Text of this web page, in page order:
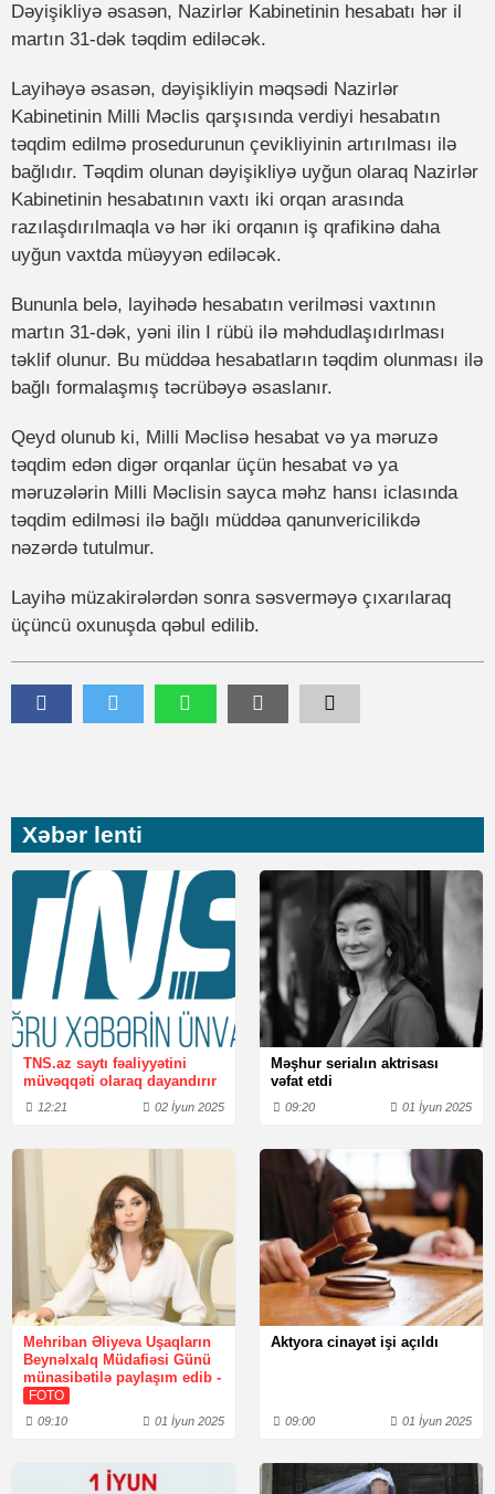
Xəbər lenti
TNS.az saytı fəaliyyətini
müvəqqəti olaraq dayandırır
12:21 02 İyun 2025
Məşhur serialın aktrisası
vəfat etdi
09:20 01 İyun 2025
Mehriban Əliyeva Uşaqların
Beynəlxalq Müdafiəsi Günü
münasibətilə paylaşım edib -
FOTO
09:10 01 İyun 2025
Aktyora cinayət işi açıldı
09:00 01 İyun 2025
Dəyişikliyə əsasən, Nazirlər Kabinetinin hesabatı hər il
martın 31-dək təqdim ediləcək.
Layihəyə əsasən, dəyişikliyin məqsədi Nazirlər
Kabinetinin Milli Məclis qarşısında verdiyi hesabatın
təqdim edilmə prosedurunun çevikliyinin artırılması ilə
bağlıdır. Təqdim olunan dəyişikliyə uyğun olaraq Nazirlər
Kabinetinin hesabatının vaxtı iki orqan arasında
razılaşdırılmaqla və hər iki orqanın iş qrafikinə daha
uyğun vaxtda müəyyən ediləcək.
Bununla belə, layihədə hesabatın verilməsi vaxtının
martın 31-dək, yəni ilin I rübü ilə məhdudlaşıdırlması
təklif olunur. Bu müddəa hesabatların təqdim olunması ilə
bağlı formalaşmış təcrübəyə əsaslanır.
Qeyd olunub ki, Milli Məclisə hesabat və ya məruzə
təqdim edən digər orqanlar üçün hesabat və ya
məruzələrin Milli Məclisin sayca məhz hansı iclasında
təqdim edilməsi ilə bağlı müddəa qanunvericilikdə
nəzərdə tutulmur.
Layihə müzakirələrdən sonra səsverməyə çıxarılaraq
üçüncü oxunuşda qəbul edilib.